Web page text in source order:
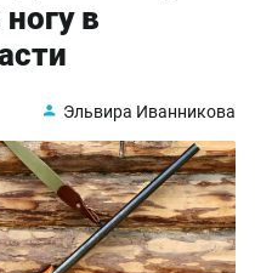
в
Эльвира Иванникова